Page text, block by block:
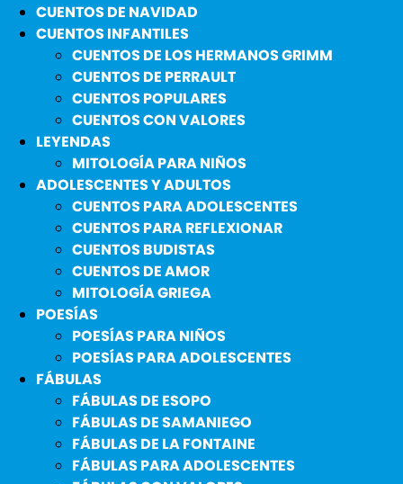
CUENTOS DE NAVIDAD
CUENTOS INFANTILES
CUENTOS DE LOS HERMANOS GRIMM
CUENTOS DE PERRAULT
CUENTOS POPULARES
CUENTOS CON VALORES
LEYENDAS
MITOLOGÍA PARA NIÑOS
ADOLESCENTES Y ADULTOS
CUENTOS PARA ADOLESCENTES
CUENTOS PARA REFLEXIONAR
CUENTOS BUDISTAS
CUENTOS DE AMOR
MITOLOGÍA GRIEGA
POESÍAS
POESÍAS PARA NIÑOS
POESÍAS PARA ADOLESCENTES
FÁBULAS
FÁBULAS DE ESOPO
FÁBULAS DE SAMANIEGO
FÁBULAS DE LA FONTAINE
FÁBULAS PARA ADOLESCENTES